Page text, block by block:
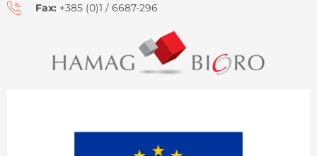
Fax: +385 (0)1 / 6687-296